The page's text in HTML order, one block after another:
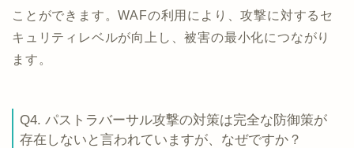
ことができます。WAFの利用により、攻撃に対するセ
キュリティレベルが向上し、被害の最小化につながり
ます。
Q4. パストラバーサル攻撃の対策は完全な防御策が
存在しないと言われていますが、なぜですか？